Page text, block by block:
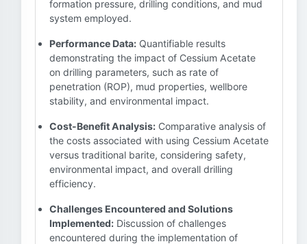
formation pressure, drilling conditions, and mud
system employed.
Performance Data: Quantifiable results
demonstrating the impact of Cessium Acetate
on drilling parameters, such as rate of
penetration (ROP), mud properties, wellbore
stability, and environmental impact.
Cost-Benefit Analysis: Comparative analysis of
the costs associated with using Cessium Acetate
versus traditional barite, considering safety,
environmental impact, and overall drilling
efficiency.
Challenges Encountered and Solutions
Implemented: Discussion of challenges
encountered during the implementation of